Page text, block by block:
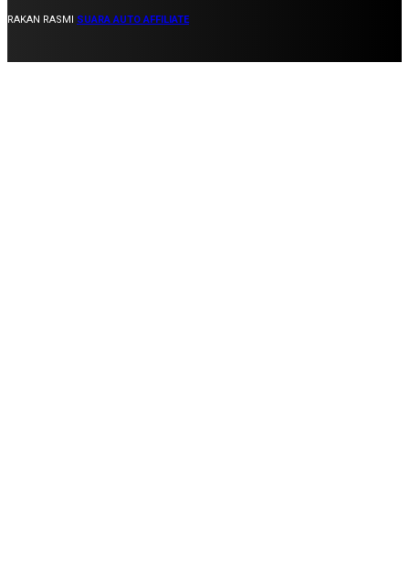
RAKAN RASMI SUARA AUTO AFFILIATE